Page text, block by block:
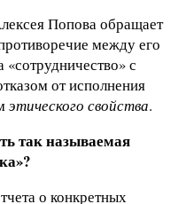
Попова обращает
между его
«сотрудничество» с
от исполнения
этического свойства.
так называемая
о конкретных